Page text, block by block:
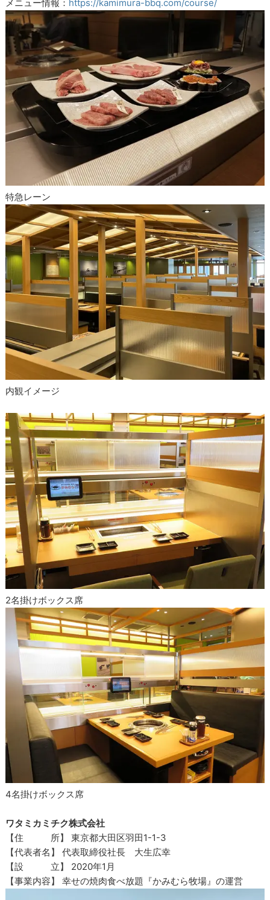
メニュー情報： https://kamimura-bbq.com/course/
特急レーン
内観イメージ
2名掛けボックス席
4名掛けボックス席
ワタミカミチク株式会社
【住 所】 東京都大田区羽田1-1-3
【代表者名】 代表取締役社長 大生広幸
【設 立】 2020年1月
【事業内容】 幸せの焼肉食べ放題『かみむら牧場』の運営